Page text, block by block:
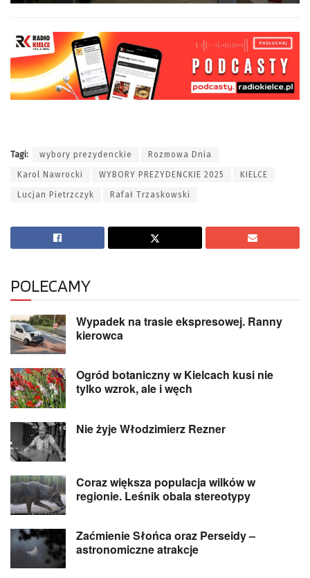
Tagi: wybory prezydenckie Rozmowa Dnia
Karol Nawrocki WYBORY PREZYDENCKIE 2025 KIELCE
Lucjan Pietrzczyk Rafał Trzaskowski
POLECAMY
Wypadek na trasie ekspresowej. Ranny
kierowca
Ogród botaniczny w Kielcach kusi nie
tylko wzrok, ale i węch
Nie żyje Włodzimierz Rezner
Coraz większa populacja wilków w
regionie. Leśnik obala stereotypy
Zaćmienie Słońca oraz Perseidy –
astronomiczne atrakcje